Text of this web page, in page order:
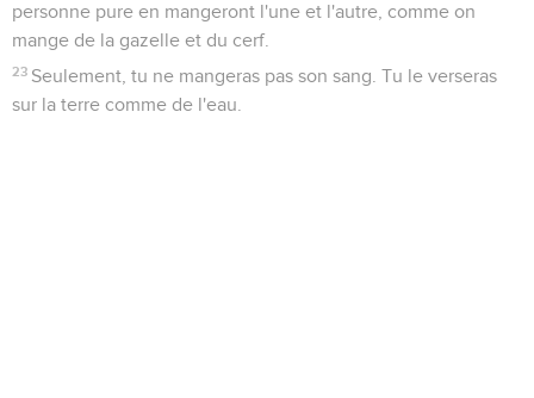
personne pure en mangeront l'une et l'autre, comme on
mange de la gazelle et du cerf.
23 Seulement, tu ne mangeras pas son sang. Tu le verseras
sur la terre comme de l'eau.